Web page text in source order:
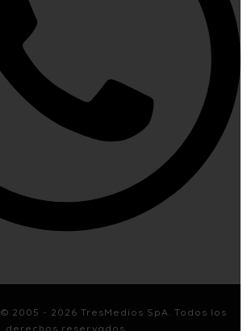
© 2005 - 2026 TresMedios SpA. Todos los
derechos reservados.